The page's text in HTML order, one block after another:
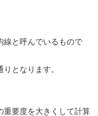
線と呼んでいるもので
となります。
重要度を大きくして計算